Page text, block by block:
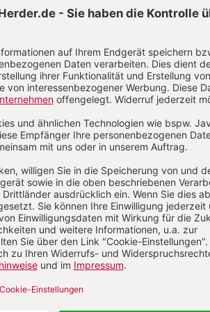
31/2026
:
2. August 2026
Zum Heft
30/
:
26. Juli